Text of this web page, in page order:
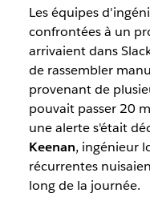
Les équipes
confrontées à un
arrivaient dans
de rassembler
provenant de
pouvait passer 20
une alerte s'était
Keenan, ingénieur
récurrentes
long de la journée.